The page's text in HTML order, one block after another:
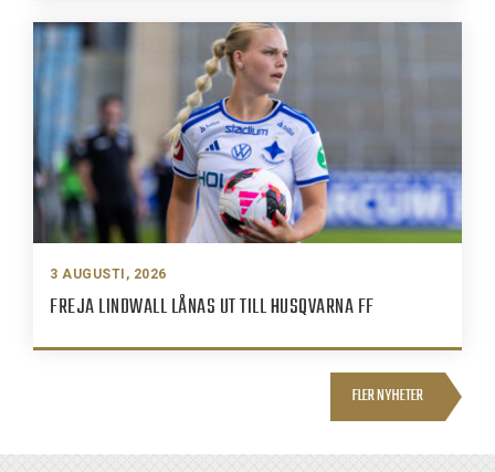
3 AUGUSTI, 2026
FREJA LINDWALL LÅNAS UT TILL HUSQVARNA FF
FLER NYHETER